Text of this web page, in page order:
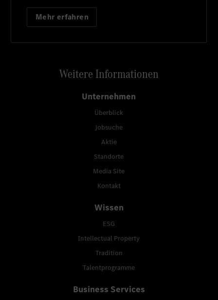
Mehr erfahren
Weitere Informationen
Unternehmen
Überblick
Jobsuche
Aktie
Standorte
Media Site
Kontakt
Wissen
ESG
Intellectual Property
Tradition
Talentprogramme
Business Services